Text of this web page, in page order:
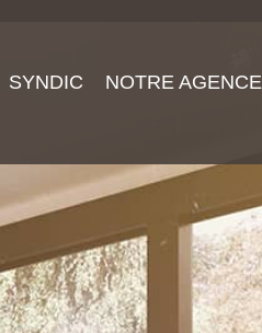
SYNDIC NOTRE AGENCE